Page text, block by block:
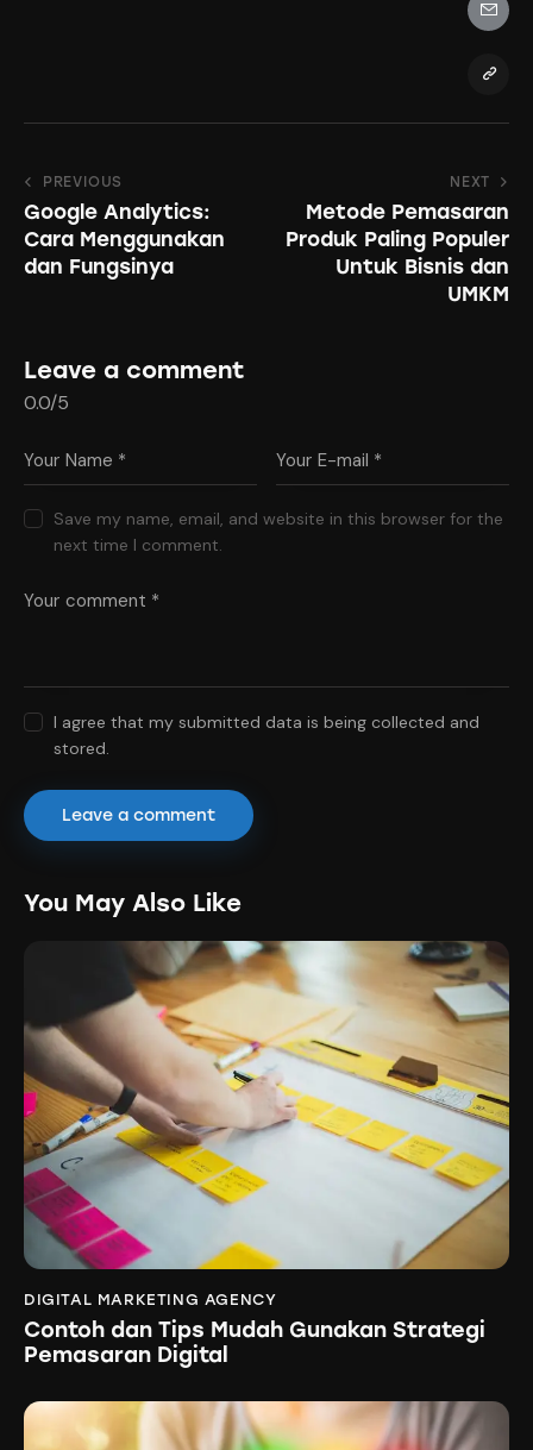
Post
navigation
PREVIOUS
Google Analytics:
Cara Menggunakan
dan Fungsinya
NEXT
Metode Pemasaran
Produk Paling Populer
Untuk Bisnis dan
UMKM
Leave a comment
0.0/5
Save my name, email, and website in this browser for the
next time I comment.
I agree that my submitted data is being collected and
stored.
You May Also Like
DIGITAL MARKETING AGENCY
Contoh dan Tips Mudah Gunakan Strategi
Pemasaran Digital